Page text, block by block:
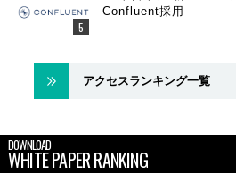
Confluent採用
アクセスランキング一覧
DOWNLOAD
WHITE PAPER RANKING